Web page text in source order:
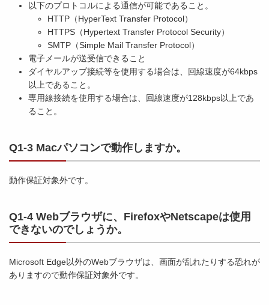
以下のプロトコルによる通信が可能であること。
HTTP（HyperText Transfer Protocol）
HTTPS（Hypertext Transfer Protocol Security）
SMTP（Simple Mail Transfer Protocol）
電子メールが送受信できること
ダイヤルアップ接続等を使用する場合は、回線速度が64kbps
以上であること。
専用線接続を使用する場合は、回線速度が128kbps以上であ
ること。
Q1-3 Macパソコンで動作しますか。
動作保証対象外です。
Q1-4 Webブラウザに、FirefoxやNetscapeは使用
できないのでしょうか。
Microsoft Edge以外のWebブラウザは、画面が乱れたりする恐れが
ありますので動作保証対象外です。